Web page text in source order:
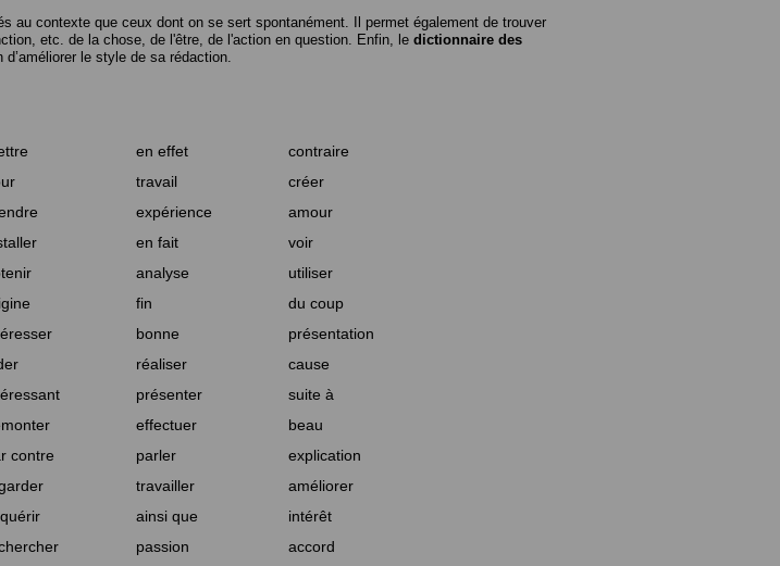
au contexte que ceux dont on se sert spontanément. Il permet également de trouver
etc. de la chose, de l'être, de l'action en question. Enfin, le dictionnaire des
le style de sa rédaction.
en effet
contraire
travail
créer
expérience
amour
en fait
voir
analyse
utiliser
fin
du coup
bonne
présentation
réaliser
cause
présenter
suite à
effectuer
beau
contre parler
explication
travailler
améliorer
ainsi que
intérêt
passion accord